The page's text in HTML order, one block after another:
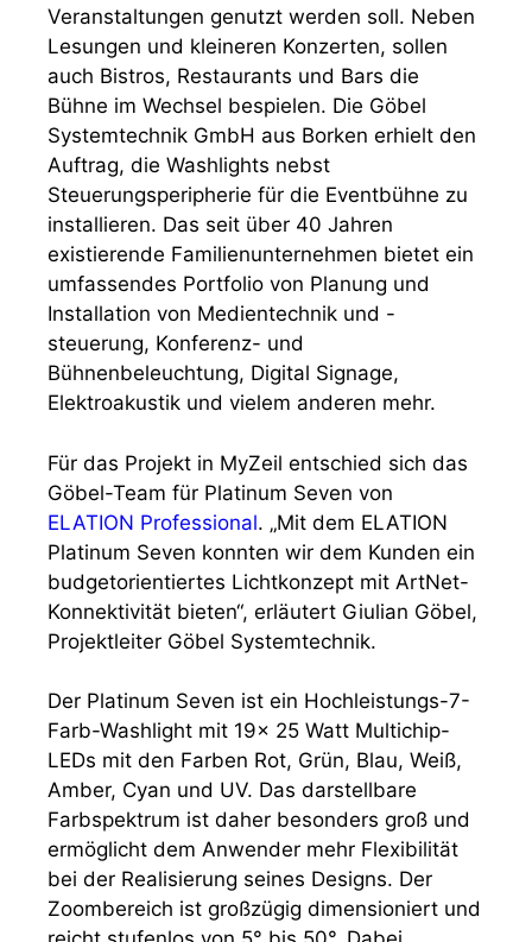
Veranstaltungen genutzt werden soll. Neben
Lesungen und kleineren Konzerten, sollen
auch Bistros, Restaurants und Bars die
Bühne im Wechsel bespielen. Die Göbel
Systemtechnik GmbH aus Borken erhielt den
Auftrag, die Washlights nebst
Steuerungsperipherie für die Eventbühne zu
installieren. Das seit über 40 Jahren
existierende Familienunternehmen bietet ein
umfassendes Portfolio von Planung und
Installation von Medientechnik und -
steuerung, Konferenz- und
Bühnenbeleuchtung, Digital Signage,
Elektroakustik und vielem anderen mehr.
Für das Projekt in MyZeil entschied sich das
Göbel-Team für Platinum Seven von
ELATION Professional. „Mit dem ELATION
Platinum Seven konnten wir dem Kunden ein
budgetorientiertes Lichtkonzept mit ArtNet-
Konnektivität bieten“, erläutert Giulian Göbel,
Projektleiter Göbel Systemtechnik.
Der Platinum Seven ist ein Hochleistungs-7-
Farb-Washlight mit 19x 25 Watt Multichip-
LEDs mit den Farben Rot, Grün, Blau, Weiß,
Amber, Cyan und UV. Das darstellbare
Farbspektrum ist daher besonders groß und
ermöglicht dem Anwender mehr Flexibilität
bei der Realisierung seines Designs. Der
Zoombereich ist großzügig dimensioniert und